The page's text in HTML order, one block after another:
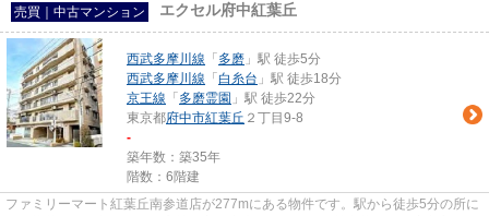
売買｜中古マンション エクセル府中紅葉丘
西武多摩川線 「 多磨 」駅 徒歩5分
西武多摩川線 「 白糸台 」駅 徒歩18分
京王線 「 多磨霊園 」駅 徒歩22分
東京都府中市紅葉丘 ２丁目9-8
-
築年数：築35年
階数：6階建
ファミリーマート紅葉丘南参道店が277mにある物件です。駅から徒歩5分の所に